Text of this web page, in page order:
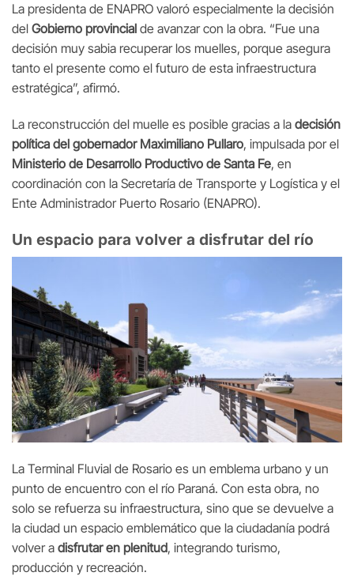
La presidenta de ENAPRO valoró especialmente la decisión
del Gobierno provincial de avanzar con la obra. “Fue una
decisión muy sabia recuperar los muelles, porque asegura
tanto el presente como el futuro de esta infraestructura
estratégica”, afirmó.
La reconstrucción del muelle es posible gracias a la decisión
política del gobernador Maximiliano Pullaro, impulsada por el
Ministerio de Desarrollo Productivo de Santa Fe, en
coordinación con la Secretaría de Transporte y Logística y el
Ente Administrador Puerto Rosario (ENAPRO).
Un espacio para volver a disfrutar del río
La Terminal Fluvial de Rosario es un emblema urbano y un
punto de encuentro con el río Paraná. Con esta obra, no
solo se refuerza su infraestructura, sino que se devuelve a
la ciudad un espacio emblemático que la ciudadanía podrá
volver a disfrutar en plenitud, integrando turismo,
producción y recreación.